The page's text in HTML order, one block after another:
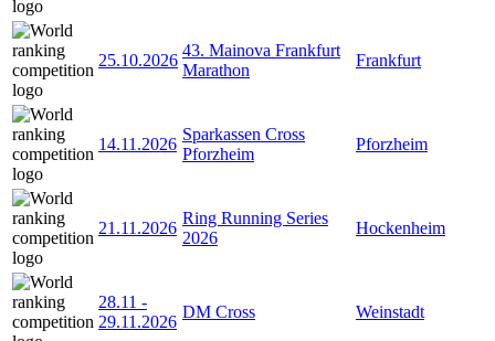
25.10.2026
43. Mainova Frankfurt
Marathon
Frankfurt
14.11.2026
Sparkassen Cross
Pforzheim
Pforzheim
21.11.2026
Ring Running Series
2026
Hockenheim
28.11 -
29.11.2026
DM Cross Weinstadt